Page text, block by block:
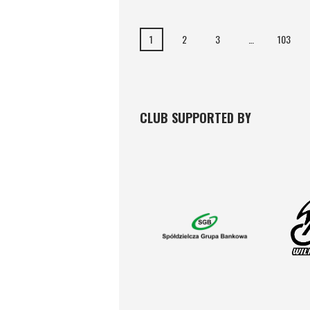
1 2 3 … 103
CLUB SUPPORTED BY